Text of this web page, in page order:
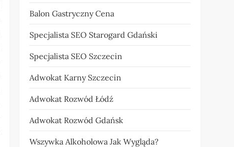
Balon Gastryczny Cena
Specjalista SEO Starogard Gdański
Specjalista SEO Szczecin
Adwokat Karny Szczecin
Adwokat Rozwód Łódź
Adwokat Rozwód Gdańsk
Wszywka Alkoholowa Jak Wygląda?